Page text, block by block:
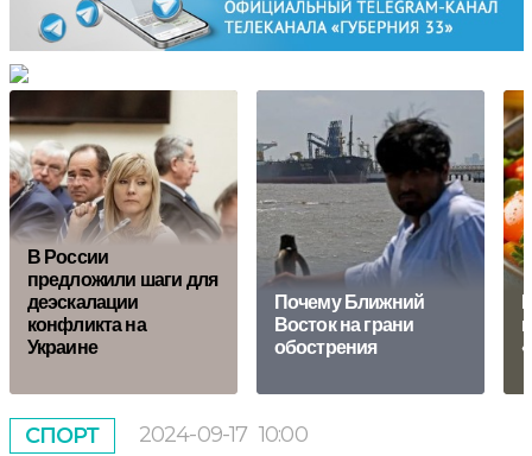
В России
предложили шаги для
деэскалации
конфликта на
Украине
Почему Ближний
Восток на грани
обострения
СПОРТ 2024-09-17 10:00